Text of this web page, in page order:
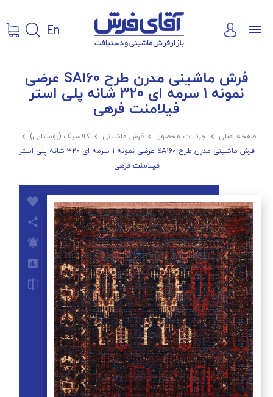
En
فرش ماشینی مدرن طرح SA160 عرضی
نمونه 1 سرمه ای 320 شانه پلی استر
فیلامنت فرهی
صفحه اصلی  جزئیات محصول  فرش ماشینی  کلاسیک (روستایی) 
فرش ماشینی مدرن طرح SA160 عرضی نمونه 1 سرمه ای 320 شانه پلی استر
فیلامنت فرهی